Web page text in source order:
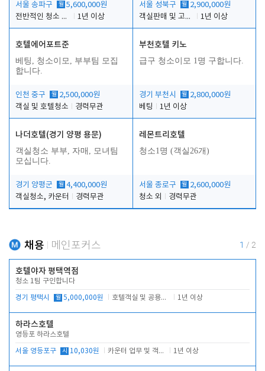
서울 송파구 월 5,600,000원
전반적인 청소 업무(객실청소.객실정리)
1년 이상
서울 성북구 월 2,900,000원
객실판매 및 고객응대
1년 이상
호텔에어포트준
베팅, 청소이모, 부부팀 모집
합니다.
인천 중구 월 2,500,000원
객실 및 호텔청소
경력무관
부천호텔 키노
급구 청소이모 1명 구합니다.
경기 부천시 월 2,800,000원
베팅
1년 이상
나더호텔(경기 양평 용문)
객실청소 부부, 자매, 모녀팀
모십니다.
경기 양평군 월 4,400,000원
객실청소, 카운터
경력무관
레몬트리호텔
청소1명 (객실26개)
서울 종로구 월 2,600,000원
청소 외
경력무관
채용 메인포커스 1 / 2
호텔야자 평택역점
청소 1팀 구인합니다
경기 평택시 월 5,000,000원 호텔객실 및 공용시설 청소 관리 1년 이상
하라스호텔
영등포 하라스호텔
서울 영등포구 시 10,030원 카운터 업무 및 객실관리(청소상태 확인, 객실판매) 1년 이상